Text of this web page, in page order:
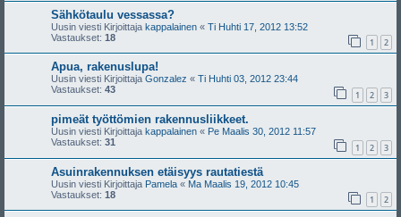
Sähkötaulu vessassa?
Uusin viesti Kirjoittaja kappalainen « Ti Huhti 17, 2012 13:52
Vastaukset: 18 1 2
Apua, rakenuslupa!
Uusin viesti Kirjoittaja Gonzalez « Ti Huhti 03, 2012 23:44
Vastaukset: 43 1 2 3
pimeät työttömien rakennusliikkeet.
Uusin viesti Kirjoittaja kappalainen « Pe Maalis 30, 2012 11:57
Vastaukset: 31 1 2 3
Asuinrakennuksen etäisyys rautatiestä
Uusin viesti Kirjoittaja Pamela « Ma Maalis 19, 2012 10:45
Vastaukset: 18 1 2